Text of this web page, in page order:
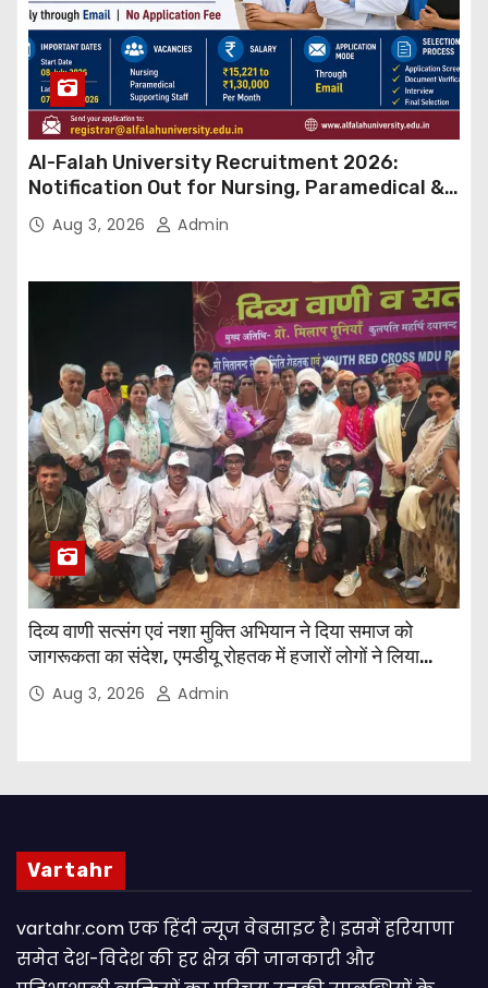
Al-Falah University Recruitment 2026:
Notification Out for Nursing, Paramedical &
Supporting Staff Posts, Apply Through Email
Aug 3, 2026 Admin
दिव्य वाणी सत्संग एवं नशा मुक्ति अभियान ने दिया समाज को
जागरूकता का संदेश, एमडीयू रोहतक में हजारों लोगों ने लिया
संकल्पAug 3, 2026 Admin
Vartahr
vartahr.com एक हिंदी न्यूज वेबसाइट है। इसमें हरियाणा
समेत देश-विदेश की हर क्षेत्र की जानकारी और